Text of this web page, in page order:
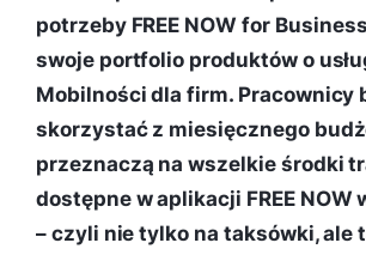
potrzeby FREE NOW for
swoje portfolio produktów o
Mobilności dla firm. Pracownicy
skorzystać z miesięcznego
przeznaczą na wszelkie środki
dostępne w aplikacji FREE NOW
– czyli nie tylko na taksówki, ale